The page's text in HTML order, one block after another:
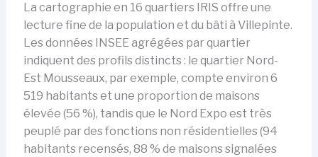
La cartographie en 16 quartiers IRIS offre une
lecture fine de la population et du bâti à Villepinte.
Les données INSEE agrégées par quartier
indiquent des profils distincts : le quartier Nord-
Est Mousseaux, par exemple, compte environ 6
519 habitants et une proportion de maisons
élevée (56 %), tandis que le Nord Expo est très
peuplé par des fonctions non résidentielles (94
habitants recensés, 88 % de maisons signalées